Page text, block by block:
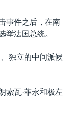
事件之后，在南
举法国总统。
独立的中间派候
索瓦·菲永和极左